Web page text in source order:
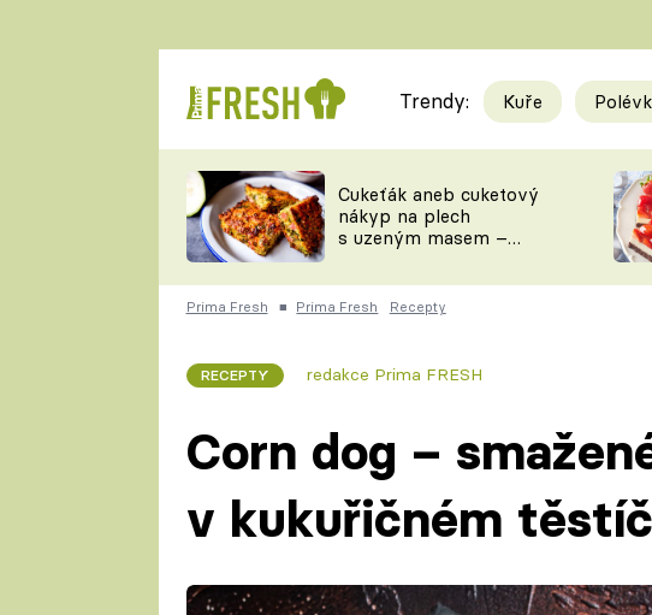
RYCHLOVKY
Videorecepty
TEĎ VAŘÍ ŠÉF!
ČESKO NA TALÍŘI
KUCHAŘKA
Trendy: Kuře
Cukeťák aneb cuketový
nákyp na plech
s uzeným masem –
zpracovat přerostlé
cukety
Prima Fresh ■ Prima Fresh Recepty
RECEPTY redakce Prima FRESH
Corn dog –
v kukuřičném